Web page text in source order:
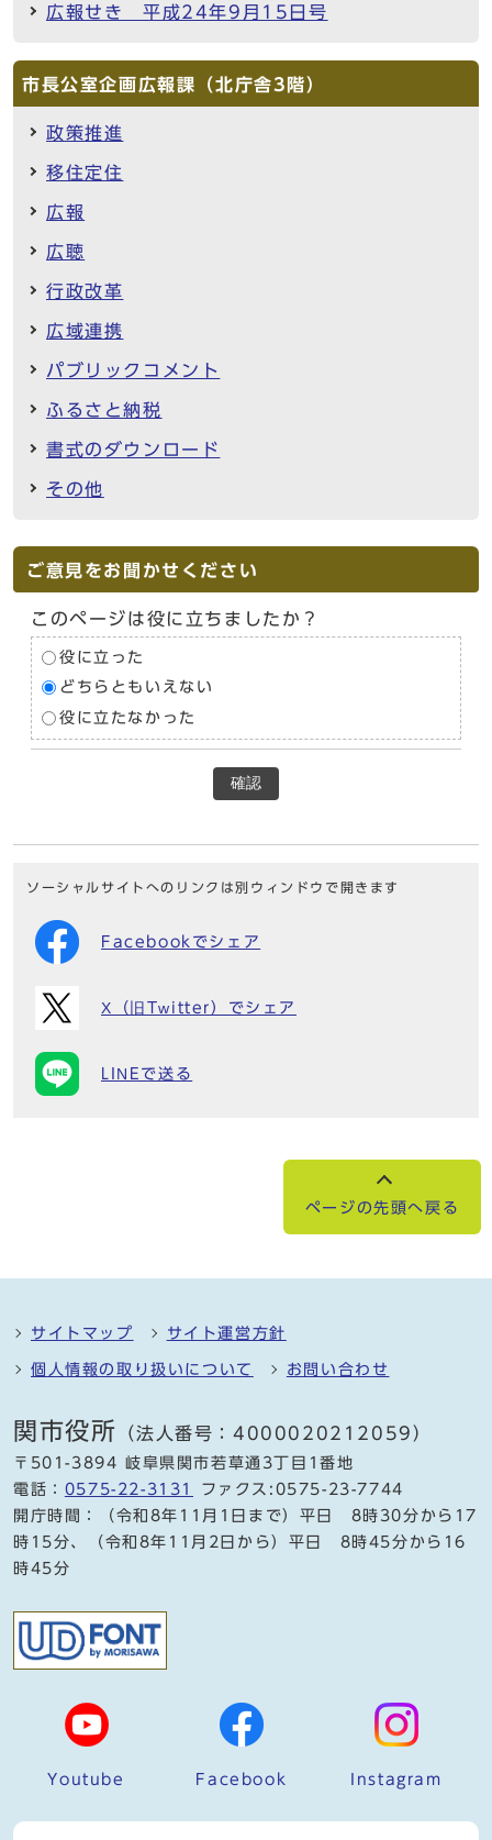
広報せき 平成24年9月15日号
市長公室企画広報課（北庁舎3階）
政策推進
移住定住
広報
広聴
行政改革
広域連携
パブリックコメント
ふるさと納税
書式のダウンロード
その他
ご意見をお聞かせください
このページは役に立ちましたか？
役に立った
どちらともいえない
役に立たなかった
確認
ソーシャルサイトへのリンクは別ウィンドウで開きます
Facebookでシェア
X（旧Twitter）でシェア
LINEで送る
ページの先頭へ戻る
サイトマップ サイト運営方針
個人情報の取り扱いについて お問い合わせ
関市役所 （法人番号：4000020212059）
〒501-3894 岐阜県関市若草通3丁目1番地
電話： 0575-22-3131
ファクス:0575-23-7744
開庁時間：（令和8年11月1日まで）平日 8時30分から17
時15分、（令和8年11月2日から）平日 8時45分から16
時45分
Youtube Facebook Instagram